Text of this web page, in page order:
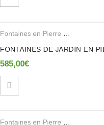
FONTAINES DE JARDIN EN
585,00€